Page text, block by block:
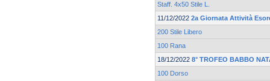
Staff. 4x50 Stile L.
11/12/2022 2a Giornata Attività
200 Stile Libero
100 Rana
18/12/2022 8° TROFEO BABBO
100 Dorso